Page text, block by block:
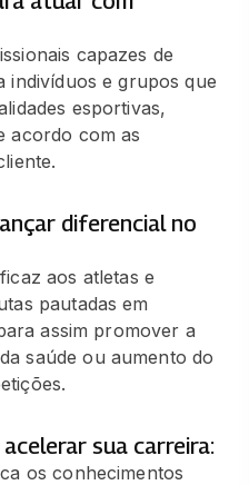
capazes de
indivíduos e grupos que
esportivas,
acordo com as
diferencial no
aos atletas e
pautadas em
assim promover a
saúde ou aumento do
sua carreira:
os conhecimentos